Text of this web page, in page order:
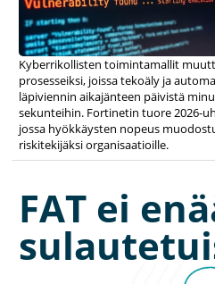
Kyberrikollisten toimintamallit
prosesseiksi, joissa tekoäly ja
läpiviennin aikajänteen päivistä
sekunteihin. Fortinetin tuore 2026-
jossa hyökkäysten nopeus
riskitekijäksi organisaatioille.
FAT ei